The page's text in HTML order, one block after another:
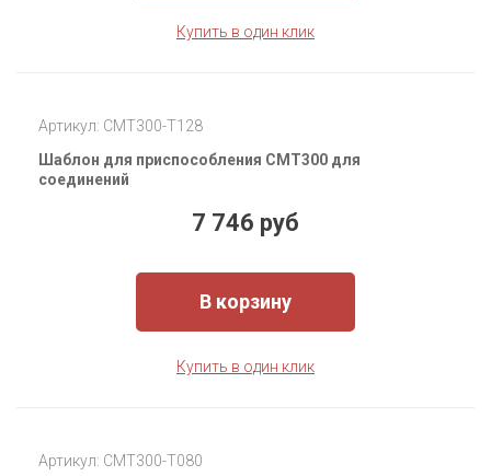
Купить в один клик
Артикул: CMT300-T128
Шаблон для приспособления CMT300 для
соединений
7 746 руб
В корзину
Купить в один клик
Артикул: CMT300-T080